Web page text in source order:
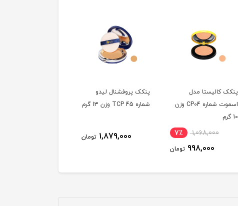
پنکک کالیستا مدل
اسموت شماره CP04 وزن
10 گرم
1,068,000 7٪
998,000 تومان
پنکک پروفشنال لیدو
شماره 45 TCP وزن 13 گرم
1,879,000 تومان